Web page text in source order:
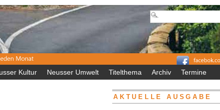
Kultur Neusser Umwelt Titelthema Archiv Termine
AKTUELLE AUSGABE